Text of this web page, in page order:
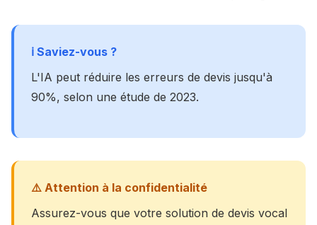
ℹ️ Saviez-vous ?
L'IA peut réduire les erreurs de devis jusqu'à
90%, selon une étude de 2023.
⚠️ Attention à la confidentialité
Assurez-vous que votre solution de devis vocal